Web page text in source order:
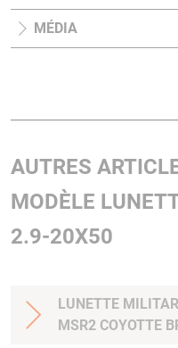
MÉDIA
AUTRES
MODÈLE
2.9-20X50
LUNETTE
MSR2 COYOTTE